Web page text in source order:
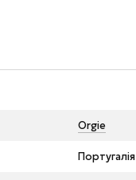
Orgie
Португалія